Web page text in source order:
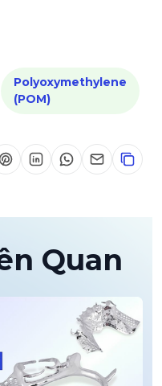
Polyoxymethylene
(POM)
Quan